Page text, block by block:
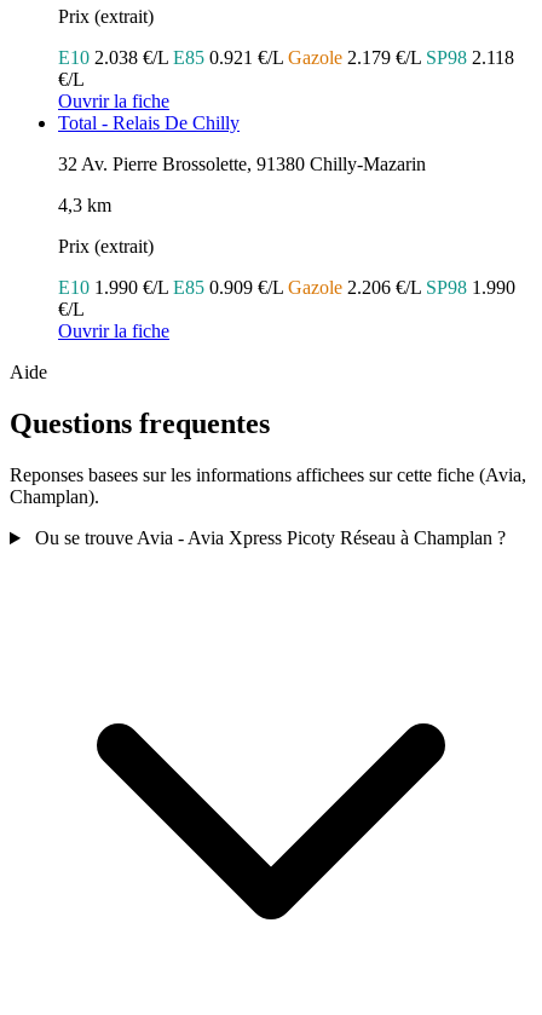
Prix (extrait)
E10 2.038 €/L E85 0.921 €/L Gazole 2.179 €/L SP98 2.118
€/L
Ouvrir la fiche
Total - Relais De Chilly
32 Av. Pierre Brossolette, 91380 Chilly-Mazarin
4,3 km
Prix (extrait)
E10 1.990 €/L E85 0.909 €/L Gazole 2.206 €/L SP98 1.990
€/L
Ouvrir la fiche
Aide
Questions frequentes
Reponses basees sur les informations affichees sur cette fiche (Avia,
Champlan).
Ou se trouve Avia - Avia Xpress Picoty Réseau à Champlan ?